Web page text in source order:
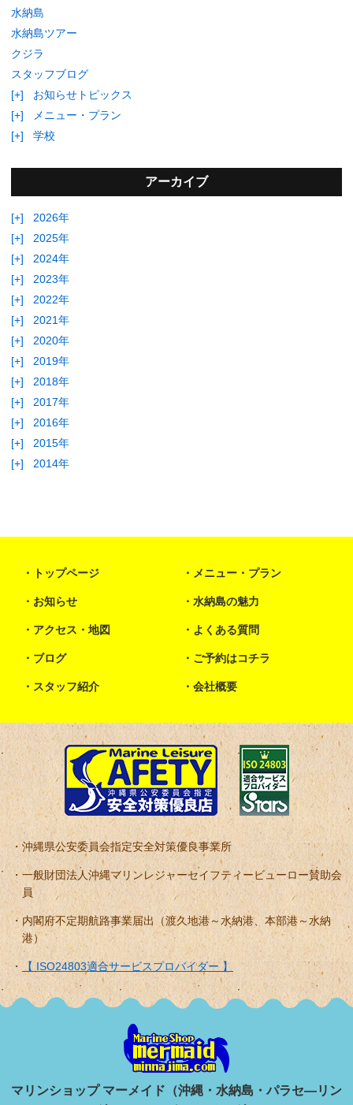
水納島
水納島ツアー
クジラ
スタッフブログ
[+]
お知らせトピックス
[+]
メニュー・プラン
[+]
学校
アーカイブ
[+]
2026年
[+]
2025年
[+]
2024年
[+]
2023年
[+]
2022年
[+]
2021年
[+]
2020年
[+]
2019年
[+]
2018年
[+]
2017年
[+]
2016年
[+]
2015年
[+]
2014年
トップページ メニュー・プラン
お知らせ 水納島の魅力
アクセス・地図 よくある質問
ブログ ご予約はコチラ
スタッフ紹介 会社概要
沖縄県公安委員会指定安全対策優良事業所
一般財団法人沖縄マリンレジャーセイフティービューロー賛助会
員
内閣府不定期航路事業届出（渡久地港～水納港、本部港～水納
港）
【 ISO24803適合サービスプロバイダー 】
マリンショップ マーメイド（沖縄・水納島・パラセ―リン